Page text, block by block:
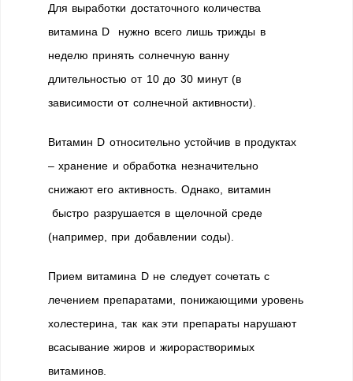
Для выработки достаточного количества
витамина D нужно всего лишь трижды в
неделю принять солнечную ванну
длительностью от 10 до 30 минут (в
зависимости от солнечной активности).
Витамин D относительно устойчив в продуктах
– хранение и обработка незначительно
снижают его активность. Однако, витамин
быстро разрушается в щелочной среде
(например, при добавлении соды).
Прием витамина D не следует сочетать с
лечением препаратами, понижающими уровень
холестерина, так как эти препараты нарушают
всасывание жиров и жирорастворимых
витаминов.